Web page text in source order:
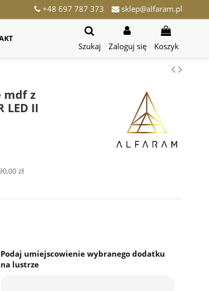
+48 697 787 373 sklep@alfaram.pl
Szukaj Zaloguj się Koszyk
mdf z
LED II
zł
Podaj umiejscowienie wybranego dodatku
na lustrze